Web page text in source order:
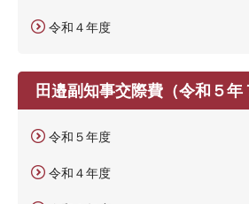
令和４年度
田邉副知事交際費（令和５年
令和５年度
令和４年度